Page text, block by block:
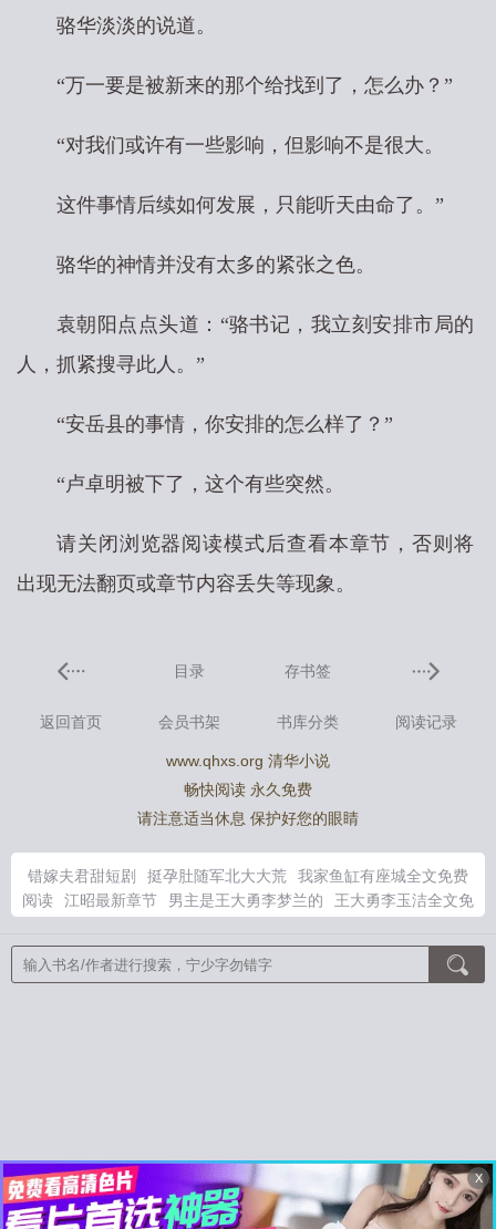
骆华淡淡的说道。
“万一要是被新来的那个给找到了，怎么办？”
“对我们或许有一些影响，但影响不是很大。
这件事情后续如何发展，只能听天由命了。”
骆华的神情并没有太多的紧张之色。
袁朝阳点点头道：“骆书记，我立刻安排市局的
人，抓紧搜寻此人。”
“安岳县的事情，你安排的怎么样了？”
“卢卓明被下了，这个有些突然。
请关闭浏览器阅读模式后查看本章节，否则将
出现无法翻页或章节内容丢失等现象。
目录 存书签
返回首页 会员书架 书库分类 阅读记录
www.qhxs.org 清华小说
畅快阅读 永久免费
请注意适当休息 保护好您的眼睛
错嫁夫君甜短剧 挺孕肚随军北大大荒
我家鱼缸有座城全文免费
阅读
江昭最新章节 男主是王大勇李梦兰的
王大勇李玉洁全文免
女团爆红了 校对版
免费读主人公江昭阳赵珊全部章节小
这么漂
亮的会是炮灰吗
王大勇李梦兰哪里看
穿越三角州成为最
后
及川弟弟被枭谷盯上了？ 玩游戏玩出个编制
摩拉克斯今天也
是卷王魅魔[综原神/崩铁]
都说了术式不是穿墙
对照组女配傍上
年代文大佬
直播：朕在大秦的悠闲皇帝生活！ 男扮女装嫁状元
X